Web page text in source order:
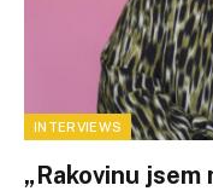
INTERVIEWS
„Rakovinu